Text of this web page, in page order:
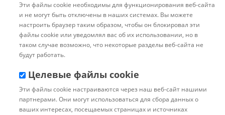
Эти файлы cookie необходимы для функционирования веб-сайта
и не могут быть отключены в наших системах. Вы можете
настроить браузер таким образом, чтобы он блокировал эти
файлы cookie или уведомлял вас об их использовании, но в
таком случае возможно, что некоторые разделы веб-сайта не
будут работать.
Целевые файлы cookie
Эти файлы cookie настраиваются через наш веб-сайт нашими
партнерами. Они могут использоваться для сбора данных о
ваших интересах, посещаемых страницах и источниках